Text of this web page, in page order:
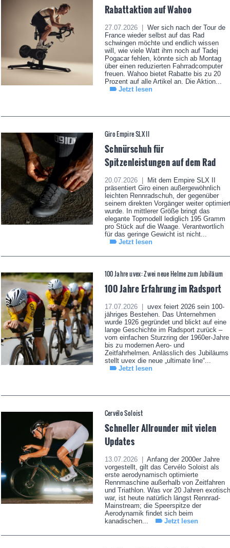
Rabattaktion auf Wahoo
27.07.2026 |
Wer sich nach der Tour de
France wieder selbst auf das Rad
schwingen möchte und endlich wissen
will, wie viele Watt ihm noch auf Tadej
Pogacar fehlen, könnte sich ab Montag
über einen reduzierten Fahrradcomputer
freuen. Wahoo bietet Rabatte bis zu 20
Prozent auf alle Artikel an. Die Aktion...
Jetzt lesen
Giro Empire SLX II
Schnürschuh für
Spitzenleistungen auf dem Rad
20.07.2026 |
Mit dem Empire SLX II
präsentiert Giro einen außergewöhnlich
leichten Rennradschuh, der gegenüber
seinem direkten Vorgänger weiter
wurde. In mittlerer Größe bringt das
elegante Topmodell lediglich 195 Gramm
pro Stück auf die Waage. Verantwortlich
für das geringe Gewicht ist nicht...
Jetzt lesen
100 Jahre uvex: Zwei neue Helme zum Jubiläum
100 Jahre Erfahrung im Radsport
17.07.2026 |
uvex feiert 2026 sein 100-
jähriges Bestehen. Das Unternehmen
wurde 1926 gegründet und blickt auf eine
lange Geschichte im Radsport zurück –
vom einfachen Sturzring der 1960er-Jahre
bis zu modernen Aero- und
Zeitfahrhelmen. Anlässlich des Jubiläums
stellt uvex die neue „ultimate line“...
Jetzt lesen
Cervélo Soloist
Schneller Allrounder mit vielen
Updates
13.07.2026 |
Anfang der 2000er Jahre
vorgestellt, gilt das Cervélo Soloist als
erste aerodynamisch optimierte
Rennmaschine außerhalb von Zeitfahren
und Triathlon. Was vor 20 Jahren exotisch
war, ist heute natürlich längst Rennrad-
Mainstream; die Speerspitze der
Aerodynamik findet sich beim
kanadischen...
Jetzt lesen